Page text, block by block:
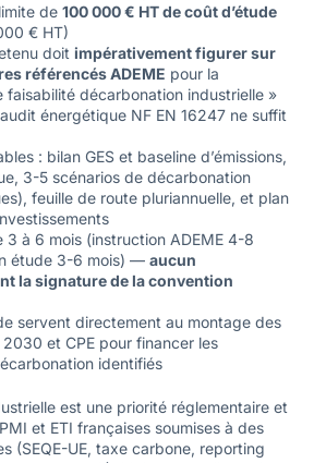
de 100 000 € HT de coût d’étude
€ HT)
doit impérativement figurer sur
référencés ADEME pour la
faisabilité décarbonation industrielle »
énergétique NF EN 16247 ne suffit
: bilan GES et baseline d’émissions,
3-5 scénarios de décarbonation
feuille de route pluriannuelle, et plan
3 à 6 mois (instruction ADEME 4-8
étude 3-6 mois) — aucun
la signature de la convention
servent directement au montage des
2030 et CPEpour financer les
identifiés
est une priorité réglementaire et
et ETI françaises soumises à des
(SEQE-UE, taxe carbone, reporting